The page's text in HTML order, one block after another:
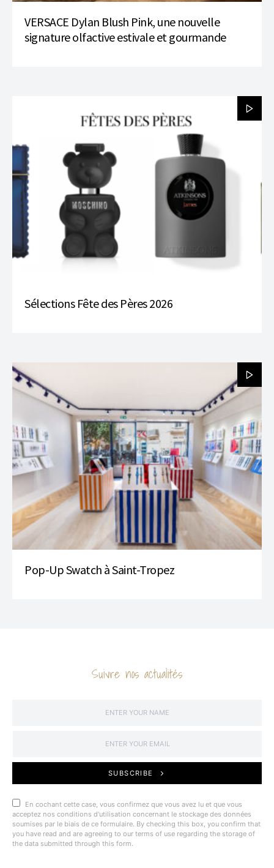
VERSACE Dylan Blush Pink, une nouvelle
signature olfactive estivale et gourmande
Sélections Fête des Pères 2026
Pop-Up Swatch à Saint-Tropez
Suivre nos actualités
SUBSCRIBE
En cochant cette case, vous confirmez que vous avez lu et que vous
acceptez nos conditions d'utilisation concernant le stockage des données
soumises par le biais de ce formulaire. By checking this box, you confirm that
you have read and are agreeing to our terms of use regarding the storage of
the data submitted through this form.